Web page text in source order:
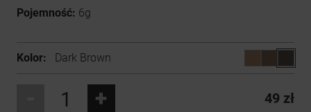
Pojemność: 6g
Kolor: Dark Brown
+ 49 zł